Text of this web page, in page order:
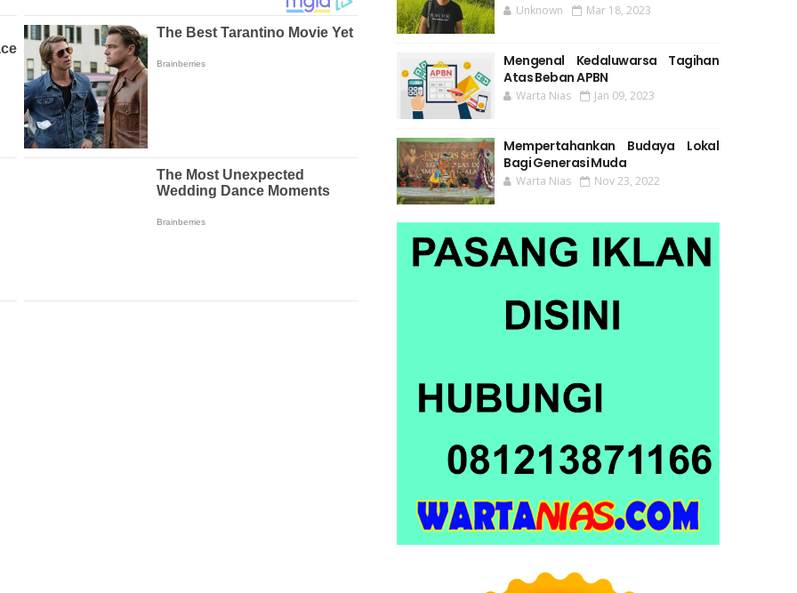
Unknown Mar 18, 2023
Mengenal Kedaluwarsa Tagihan
Atas Beban APBN
Warta Nias Jan 09, 2023
Mempertahankan Budaya Lokal
Bagi Generasi Muda
Warta Nias Nov 23, 2022